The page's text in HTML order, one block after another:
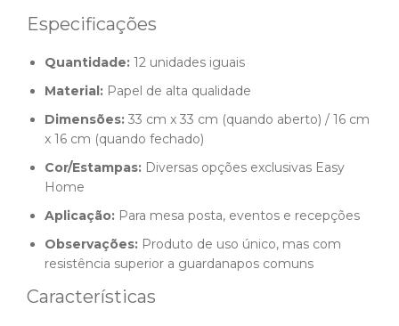
Especificações
Quantidade: 12 unidades iguais
Material: Papel de alta qualidade
Dimensões: 33 cm x 33 cm (quando aberto) / 16 cm
x 16 cm (quando fechado)
Cor/Estampas: Diversas opções exclusivas Easy
Home
Aplicação: Para mesa posta, eventos e recepções
Observações: Produto de uso único, mas com
resistência superior a guardanapos comuns
Características